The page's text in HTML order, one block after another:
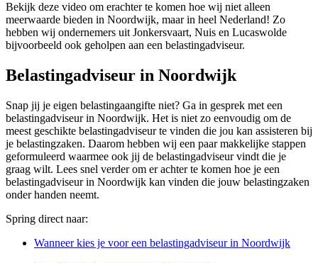
Bekijk deze video om erachter te komen hoe wij niet alleen
meerwaarde bieden in Noordwijk, maar in heel Nederland! Zo
hebben wij ondernemers uit Jonkersvaart, Nuis en Lucaswolde
bijvoorbeeld ook geholpen aan een belastingadviseur.
Belastingadviseur in Noordwijk
Snap jij je eigen belastingaangifte niet? Ga in gesprek met een
belastingadviseur in Noordwijk. Het is niet zo eenvoudig om de
meest geschikte belastingadviseur te vinden die jou kan assisteren bij
je belastingzaken. Daarom hebben wij een paar makkelijke stappen
geformuleerd waarmee ook jij de belastingadviseur vindt die je
graag wilt. Lees snel verder om er achter te komen hoe je een
belastingadviseur in Noordwijk kan vinden die jouw belastingzaken
onder handen neemt.
Spring direct naar:
Wanneer kies je voor een belastingadviseur in Noordwijk